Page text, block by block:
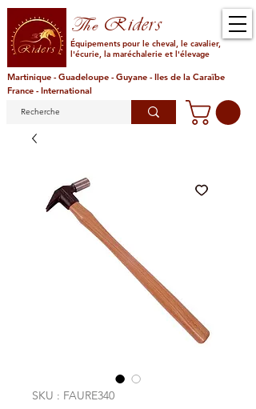
TheRiders
Équipements pour le cheval, le cavalier,
l'écurie, la maréchalerie et l'élevage
Martinique - Guadeloupe - Guyane - Iles de la Caraïbe
France - International
SKU : FAURE340